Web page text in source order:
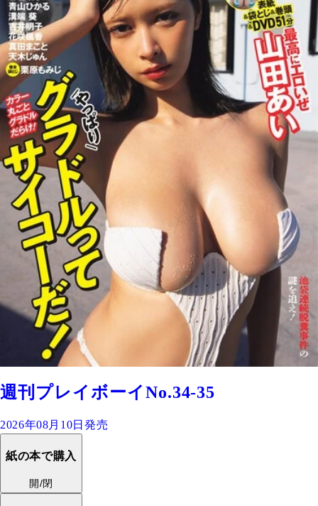
週刊プレイボーイNo.34-35
2026年08月10日発売
紙の本で購入
開/閉